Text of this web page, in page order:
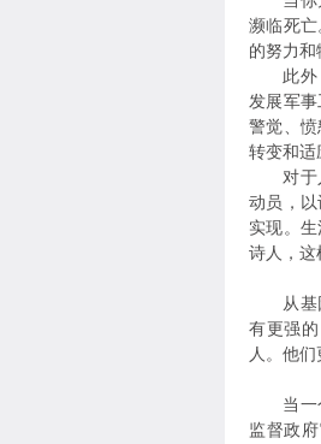
濒临死
的努力和
此外，
发展军
警觉、
转变和适
对于人
动员，
实现。
诗人，这
从基因
有更强
人。他
当一个
监督政